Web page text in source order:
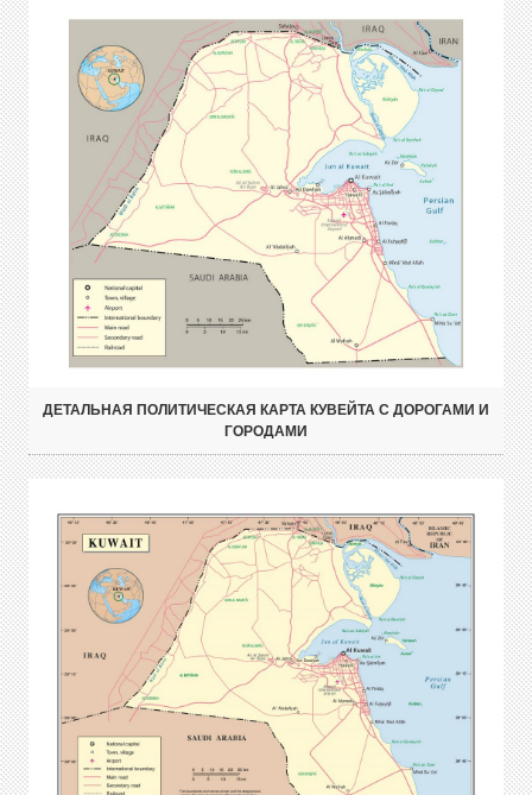
ДЕТАЛЬНАЯ ПОЛИТИЧЕСКАЯ КАРТА КУВЕЙТА С ДОРОГАМИ И
ГОРОДАМИ